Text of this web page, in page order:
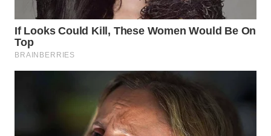
WN
SAMOSIR
WN